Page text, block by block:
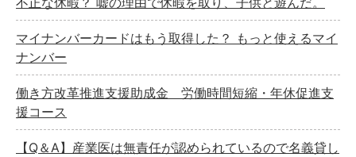
マイナンバーカードはもう取得した？ もっと使えるマイ
ナンバー
働き方改革推進支援助成金 労働時間短縮・年休促進支
援コース
【Q＆A】産業医は無責任が認められているので名義貸し